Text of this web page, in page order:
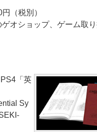
（税別）
ゲオショップ、ゲーム取
PS4「英
Sy